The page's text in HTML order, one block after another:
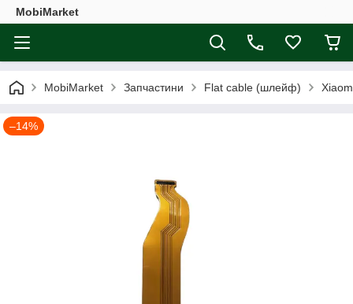
MobiMarket
MobiMarket Запчастини Flat cable (шлейф)
–14%